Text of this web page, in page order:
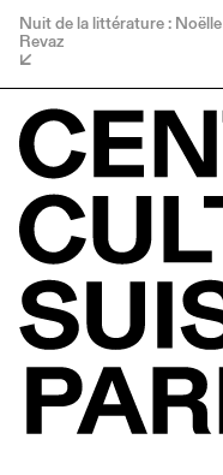
Nuit de la littérature : Noëlle
Revaz